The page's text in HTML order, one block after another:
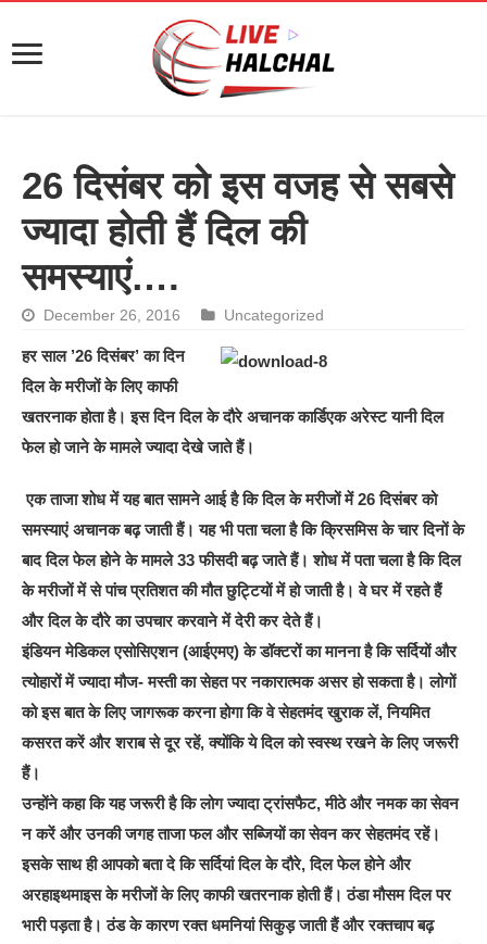
26 दिसंबर को इस वजह से सबसे
ज्यादा होती हैं दिल की
समस्याएं….
December 26, 2016 Uncategorized
हर साल ’26 दिसंबर’ का दिन
दिल के मरीजों के लिए काफी
खतरनाक होता है। इस दिन दिल के दौरे अचानक कार्डिएक अरेस्ट यानी दिल
फेल हो जाने के मामले ज्यादा देखे जाते हैं।
एक ताजा शोध में यह बात सामने आई है कि दिल के मरीजों में 26 दिसंबर को
समस्याएं अचानक बढ़ जाती हैं। यह भी पता चला है कि क्रिसमिस के चार दिनों के
बाद दिल फेल होने के मामले 33 फीसदी बढ़ जाते हैं। शोध में पता चला है कि दिल
के मरीजों में से पांच प्रतिशत की मौत छुट्टियों में हो जाती है। वे घर में रहते हैं
और दिल के दौरे का उपचार करवाने में देरी कर देते हैं।
इंडियन मेडिकल एसोसिएशन (आईएमए) के डॉक्टरों का मानना है कि सर्दियों और
त्योहारों में ज्यादा मौज- मस्ती का सेहत पर नकारात्मक असर हो सकता है। लोगों
को इस बात के लिए जागरूक करना होगा कि वे सेहतमंद खुराक लें, नियमित
कसरत करें और शराब से दूर रहें, क्योंकि ये दिल को स्वस्थ रखने के लिए जरूरी
हैं।
उन्होंने कहा कि यह जरूरी है कि लोग ज्यादा ट्रांसफैट, मीठे और नमक का सेवन
न करें और उनकी जगह ताजा फल और सब्जियों का सेवन कर सेहतमंद रहें।
इसके साथ ही आपको बता दे कि सर्दियां दिल के दौरे, दिल फेल होने और
अरहाइथमाइस के मरीजों के लिए काफी खतरनाक होती हैं। ठंडा मौसम दिल पर
भारी पड़ता है। ठंड के कारण रक्त धमनियां सिकुड़ जाती हैं और रक्तचाप बढ़